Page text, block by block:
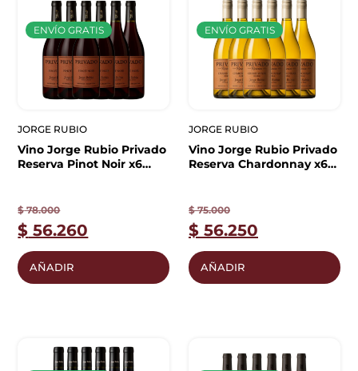
ENVÍO GRATIS
JORGE RUBIO
Vino Jorge Rubio Privado
Reserva Pinot Noir x6
$78.000
$ 56.260
AÑADIR
ENVÍO GRATIS
JORGE RUBIO
Vino Jorge Rubio Privado
Reserva Chardonnay x6
$75.000
$ 56.250
AÑADIR